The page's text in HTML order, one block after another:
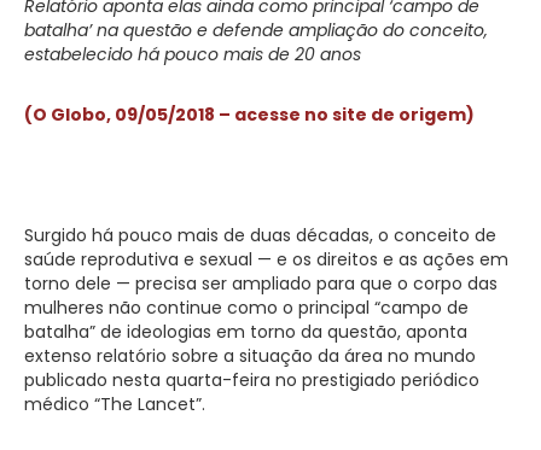
Relatório aponta elas ainda como principal ‘campo de
batalha’ na questão e defende ampliação do conceito,
estabelecido há pouco mais de 20 anos
(O Globo, 09/05/2018 – acesse no site de origem)
Surgido há pouco mais de duas décadas, o conceito de
saúde reprodutiva e sexual — e os direitos e as ações em
torno dele — precisa ser ampliado para que o corpo das
mulheres não continue como o principal “campo de
batalha” de ideologias em torno da questão, aponta
extenso relatório sobre a situação da área no mundo
publicado nesta quarta-feira no prestigiado periódico
médico “The Lancet”.